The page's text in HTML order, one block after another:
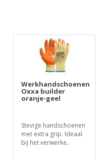
Werkhandschoenen
Oxxa builder
oranje-geel
Stevige handschoenen
met extra grip. Ideaal
bij het verwerke..